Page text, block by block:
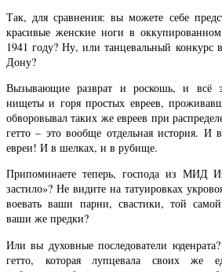
Так, для сравнения: вы можете себе
красивые женские ноги в
1941 году? Ну, или танцевальный конкурс
Дону?
Вызывающие разврат и роскошь, и всё
нищеты и горя простых евреев,
обворовывал таких же евреев при
гетто – это вообще отдельная история.
евреи! И в шелках, и в рубище.
Припоминаете теперь, господа из МИД
застило»? Не видите на татуировках
воевать ваши парни, свастики, той
ваши же предки?
Или вы духовные последователи
гетто, которая лупцевала своих же